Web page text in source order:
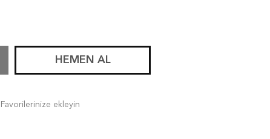
HEMEN AL
Favorilerinize ekleyin